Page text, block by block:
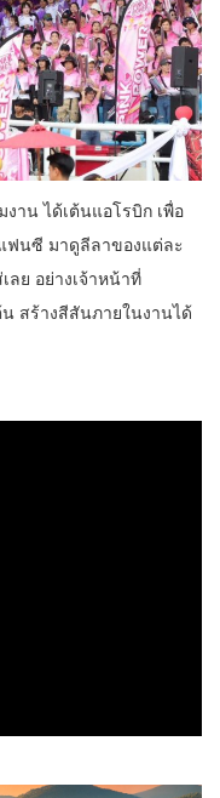
าน ได้เต้นแอโรบิก เพื่อ
ฟนซี มาดูลีลาของแต่ละ
ลย อย่างเจ้าหน้าที่
สร้างสีสันภายในงานได้